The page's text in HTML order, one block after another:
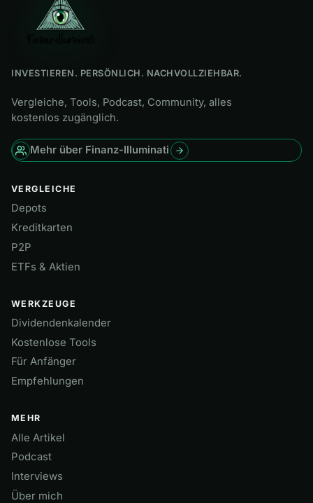
INVESTIEREN. PERSÖNLICH. NACHVOLLZIEHBAR.
Vergleiche, Tools, Podcast, Community, alles
kostenlos zugänglich.
Mehr über Finanz-Illuminati
VERGLEICHE
Depots
Kreditkarten
P2P
ETFs & Aktien
WERKZEUGE
Dividendenkalender
Kostenlose Tools
Für Anfänger
Empfehlungen
MEHR
Alle Artikel
Podcast
Interviews
Über mich